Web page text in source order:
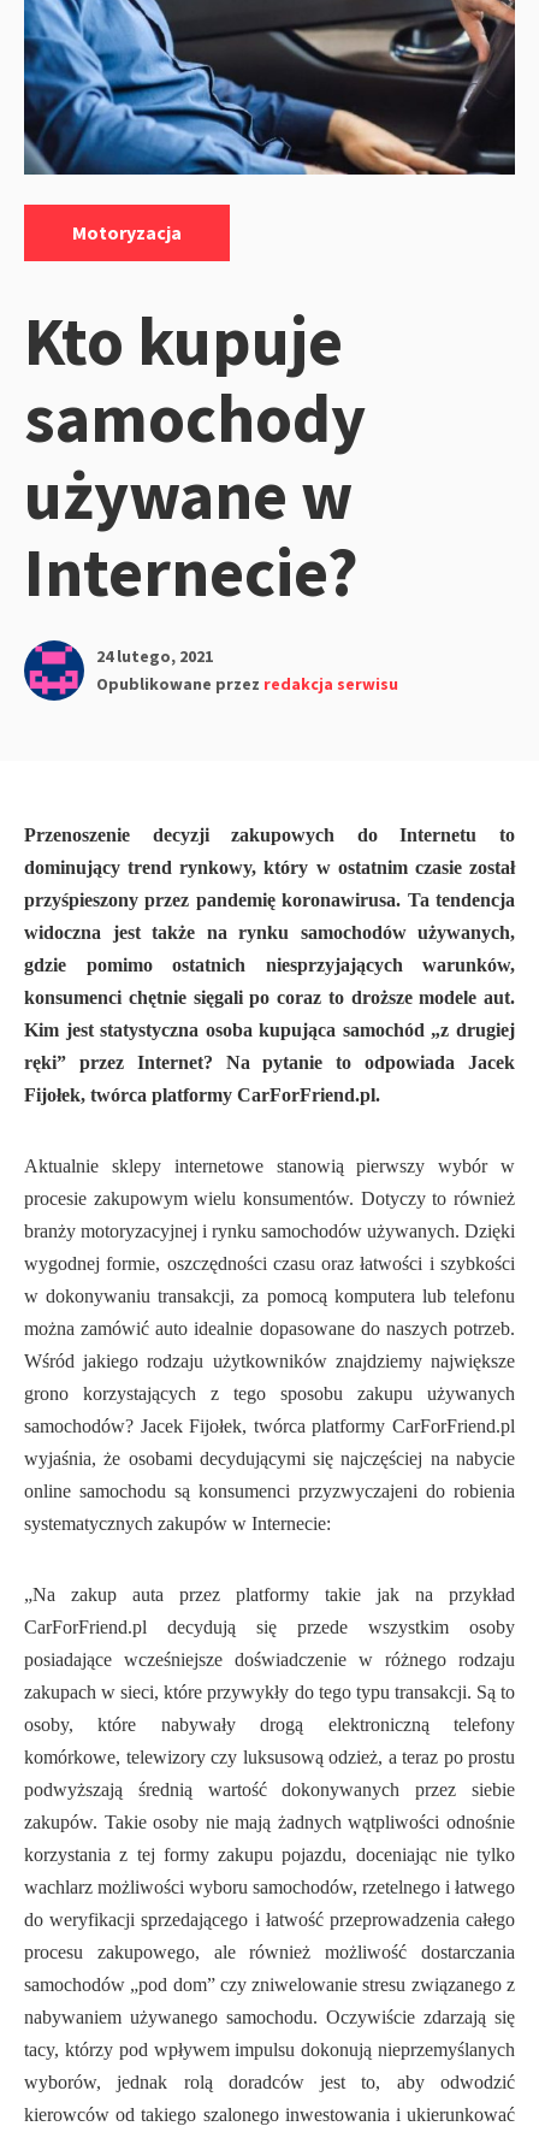
Motoryzacja
Kto kupuje
samochody
używane w
Internecie?
24 lutego, 2021
Opublikowane przez redakcja serwisu
Przenoszenie decyzji zakupowych do Internetu to
dominujący trend rynkowy, który w ostatnim czasie został
przyśpieszony przez pandemię koronawirusa. Ta tendencja
widoczna jest także na rynku samochodów używanych,
gdzie pomimo ostatnich niesprzyjających warunków,
konsumenci chętnie sięgali po coraz to droższe modele aut.
Kim jest statystyczna osoba kupująca samochód „z drugiej
ręki” przez Internet? Na pytanie to odpowiada Jacek
Fijołek, twórca platformy CarForFriend.pl.
Aktualnie sklepy internetowe stanowią pierwszy wybór w
procesie zakupowym wielu konsumentów. Dotyczy to również
branży motoryzacyjnej i rynku samochodów używanych. Dzięki
wygodnej formie, oszczędności czasu oraz łatwości i szybkości
w dokonywaniu transakcji, za pomocą komputera lub telefonu
można zamówić auto idealnie dopasowane do naszych potrzeb.
Wśród jakiego rodzaju użytkowników znajdziemy największe
grono korzystających z tego sposobu zakupu używanych
samochodów? Jacek Fijołek, twórca platformy CarForFriend.pl
wyjaśnia, że osobami decydującymi się najczęściej na nabycie
online samochodu są konsumenci przyzwyczajeni do robienia
systematycznych zakupów w Internecie:
„Na zakup auta przez platformy takie jak na przykład
CarForFriend.pl decydują się przede wszystkim osoby
posiadające wcześniejsze doświadczenie w różnego rodzaju
zakupach w sieci, które przywykły do tego typu transakcji. Są to
osoby, które nabywały drogą elektroniczną telefony
komórkowe, telewizory czy luksusową odzież, a teraz po prostu
podwyższają średnią wartość dokonywanych przez siebie
zakupów. Takie osoby nie mają żadnych wątpliwości odnośnie
korzystania z tej formy zakupu pojazdu, doceniając nie tylko
wachlarz możliwości wyboru samochodów, rzetelnego i łatwego
do weryfikacji sprzedającego i łatwość przeprowadzenia całego
procesu zakupowego, ale również możliwość dostarczania
samochodów „pod dom” czy zniwelowanie stresu związanego z
nabywaniem używanego samochodu. Oczywiście zdarzają się
tacy, którzy pod wpływem impulsu dokonują nieprzemyślanych
wyborów, jednak rolą doradców jest to, aby odwodzić
kierowców od takiego szalonego inwestowania i ukierunkować